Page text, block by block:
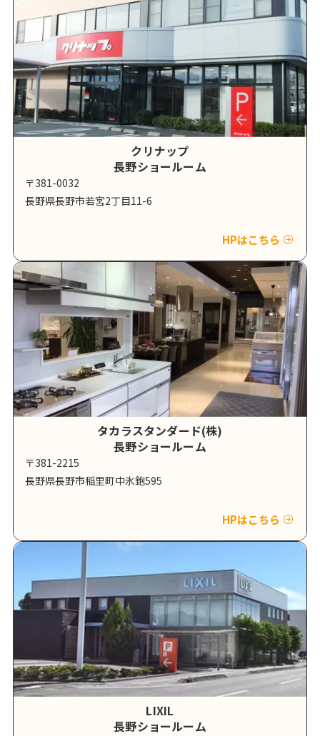
クリナップ
長野ショールーム
〒381-0032
長野県長野市若宮2丁目11-6
HPはこちら
タカラスタンダード(株)
長野ショールーム
〒381-2215
長野県長野市稲里町中氷鉋595
HPはこちら
LIXIL
長野ショールーム